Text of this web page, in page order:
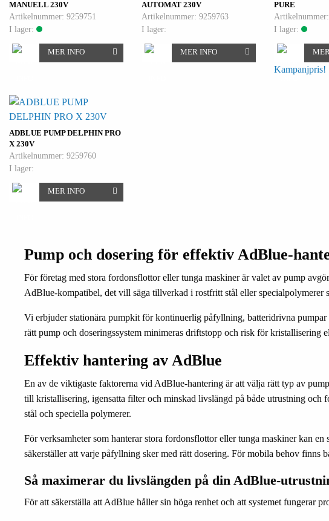
MANUELL 230V
Artikelnummer: 9259751
I lager:
MER INFO
AUTOMAT 230V
Artikelnummer: 9259763
I lager:
MER INFO
PURE
I lager:
Kampanjpris!
ADBLUE PUMP DELPHIN PRO
X 230V
Artikelnummer: 9259760
I lager:
MER INFO
Pump och dosering för effektiv AdBlue-
För företag med stora fordonsflottor eller tunga maskiner är valet av pump
AdBlue-kompatibel, det vill säga tillverkad i rostfritt stål eller specialpolymerer
Vi erbjuder stationära pumpkit för kontinuerlig påfyllning, batteridrivna
rätt pump och doseringssystem minimeras driftstopp och risk för
Effektiv hantering av AdBlue
En av de viktigaste faktorerna vid AdBlue-hantering är att välja rätt typ av
till kristallisering, igensatta filter och minskad livslängd på både utrustning
stål och speciella polymerer.
För verksamheter som hanterar stora fordonsflottor eller tunga maskiner kan
säkerställer att varje påfyllning sker med rätt dosering. För mobila behov
Så maximerar du livslängden på din AdBlue-
För att säkerställa att AdBlue håller sin höga renhet och att systemet fungerar